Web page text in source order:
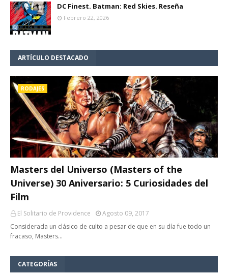
DC Finest. Batman: Red Skies. Reseña
Febrero 22, 2026
ARTÍCULO DESTACADO
RODAJES
Masters del Universo (Masters of the
Universe) 30 Aniversario: 5 Curiosidades del
Film
El Solitario de Providence
Agosto 09, 2017
Considerada un clásico de culto a pesar de que en su día fue todo un
fracaso, Masters…
CATEGORÍAS